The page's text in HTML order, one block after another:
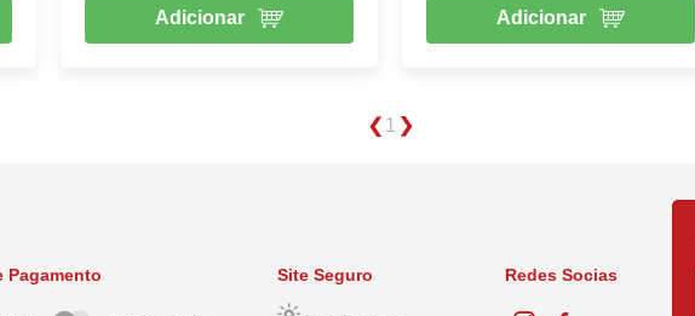
Adicionar Adicionar
1
Pagamento Site Seguro Redes Socias